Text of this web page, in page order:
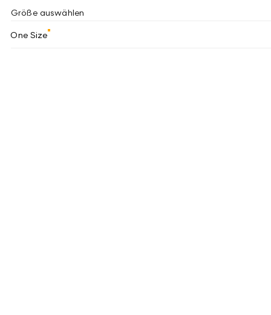
Größe auswählen
One Size